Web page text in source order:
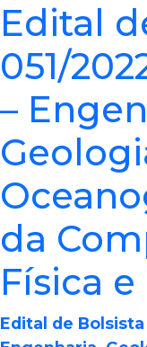
Edital
051/
–
da
Física
Edital de Bolsista